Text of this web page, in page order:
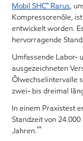
Mobil SHC™ Rarus,
Kompressorenöle,
entwickelt worden.
hervorragende
Umfassende Labor-
ausgezeichneten
Ölwechselintervalle
zwei- bis dreimal
In einem Praxistest
Standzeit von
Jahren.**